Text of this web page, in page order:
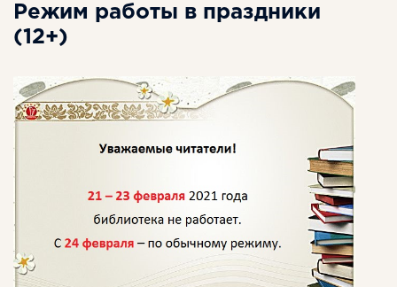
Режим работы в праздники
(12+)